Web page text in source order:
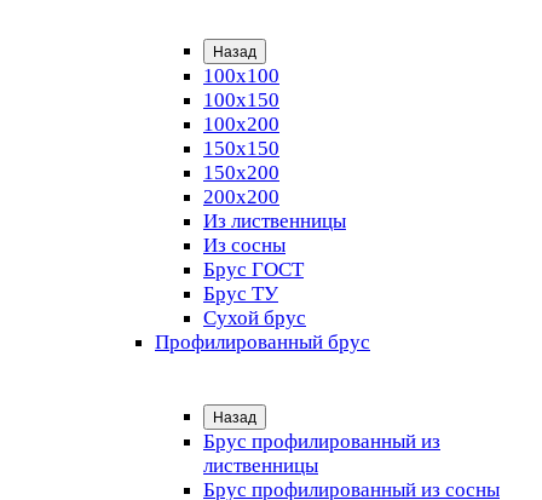
Назад
100х100
100х150
100х200
150х150
150х200
200х200
Из лиственницы
Из сосны
Брус ГОСТ
Брус ТУ
Сухой брус
Профилированный брус
Назад
Брус профилированный из
лиственницы
Брус профилированный из сосны